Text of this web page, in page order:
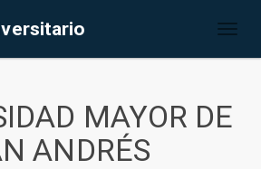
MAYOR DE
ANDRÉS